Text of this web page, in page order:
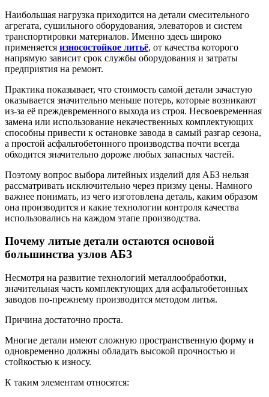
Наибольшая нагрузка приходится на детали смесительного
агрегата, сушильного оборудования, элеваторов и систем
транспортировки материалов. Именно здесь широко
применяется износостойкое литьё, от качества которого
напрямую зависит срок службы оборудования и затраты
предприятия на ремонт.
Практика показывает, что стоимость самой детали зачастую
оказывается значительно меньше потерь, которые возникают
из-за её преждевременного выхода из строя. Несвоевременная
замена или использование некачественных комплектующих
способны привести к остановке завода в самый разгар сезона,
а простой асфальтобетонного производства почти всегда
обходится значительно дороже любых запасных частей.
Поэтому вопрос выбора литейных изделий для АБЗ нельзя
рассматривать исключительно через призму цены. Намного
важнее понимать, из чего изготовлена деталь, каким образом
она производится и какие технологии контроля качества
использовались на каждом этапе производства.
Почему литые детали остаются основой
большинства узлов АБЗ
Несмотря на развитие технологий металлообработки,
значительная часть комплектующих для асфальтобетонных
заводов по-прежнему производится методом литья.
Причина достаточно проста.
Многие детали имеют сложную пространственную форму и
одновременно должны обладать высокой прочностью и
стойкостью к износу.
К таким элементам относятся: